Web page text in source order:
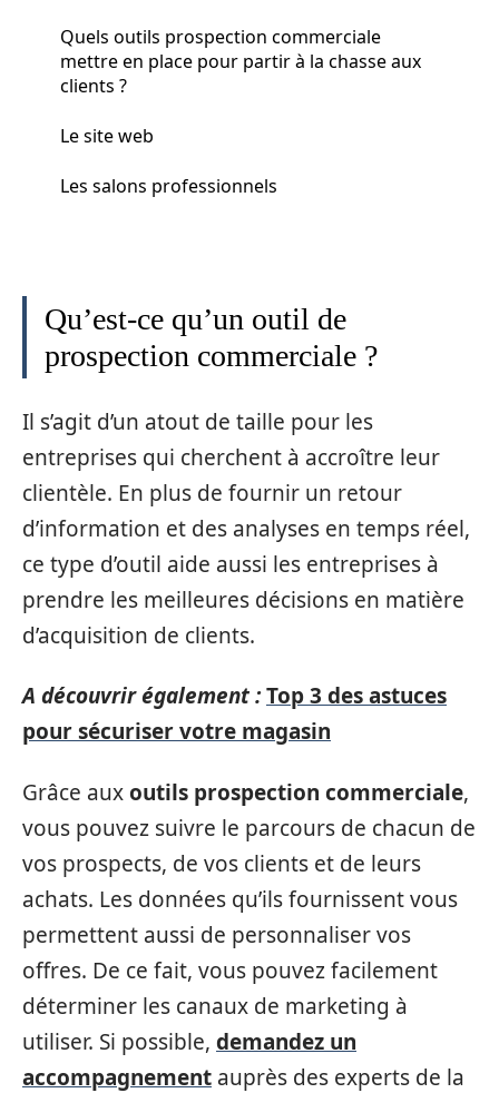
Quels outils prospection commerciale
mettre en place pour partir à la chasse aux
clients ?
Le site web
Les salons professionnels
Qu’est-ce qu’un outil de
prospection commerciale ?
Il s’agit d’un atout de taille pour les
entreprises qui cherchent à accroître leur
clientèle. En plus de fournir un retour
d’information et des analyses en temps réel,
ce type d’outil aide aussi les entreprises à
prendre les meilleures décisions en matière
d’acquisition de clients.
A découvrir également :Top 3 des astuces
pour sécuriser votre magasin
Grâce auxoutils prospection commerciale,
vous pouvez suivre le parcours de chacun de
vos prospects, de vos clients et de leurs
achats. Les données qu’ils fournissent vous
permettent aussi de personnaliser vos
offres. De ce fait, vous pouvez facilement
déterminer les canaux de marketing à
utiliser. Si possible, demandez un
accompagnement auprès des experts de la